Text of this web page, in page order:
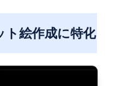
ト絵作成に特化